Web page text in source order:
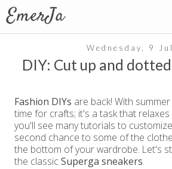
Wednesday, 9
DIY: Cut up and
Fashion DIYs are back! With
time for crafts; it's a task that
you'll see many tutorials to
second chance to some of the
the bottom of your wardrobe. Let's
the classic Superga sneakers.